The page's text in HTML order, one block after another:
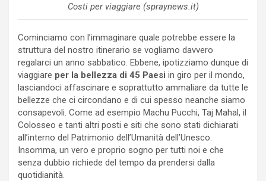
Costi per viaggiare (spraynews.it)
Cominciamo con l’immaginare quale potrebbe essere la
struttura del nostro itinerario se vogliamo davvero
regalarci un anno sabbatico. Ebbene, ipotizziamo dunque di
viaggiare per la bellezza di 45 Paesi in giro per il mondo,
lasciandoci affascinare e soprattutto ammaliare da tutte le
bellezze che ci circondano e di cui spesso neanche siamo
consapevoli. Come ad esempio Machu Pucchi, Taj Mahal, il
Colosseo e tanti altri posti e siti che sono stati dichiarati
all’interno del Patrimonio dell’Umanità dell’Unesco.
Insomma, un vero e proprio sogno per tutti noi e che
senza dubbio richiede del tempo da prendersi dalla
quotidianità.